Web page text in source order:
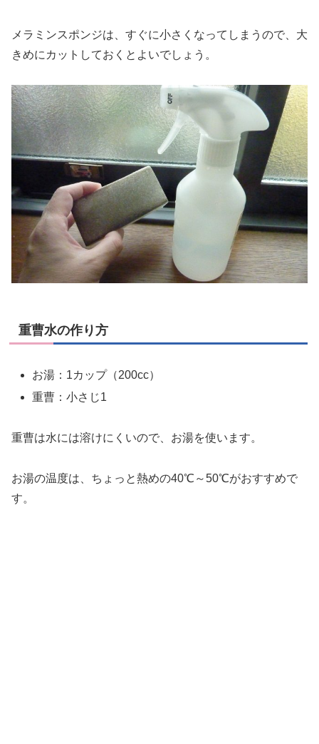
メラミンスポンジは、すぐに小さくなってしまうので、大
きめにカットしておくとよいでしょう。
重曹水の作り方
お湯：1カップ（200cc）
重曹：小さじ1
重曹は水には溶けにくいので、お湯を使います。
お湯の温度は、ちょっと熱めの40℃～50℃がおすすめで
す。